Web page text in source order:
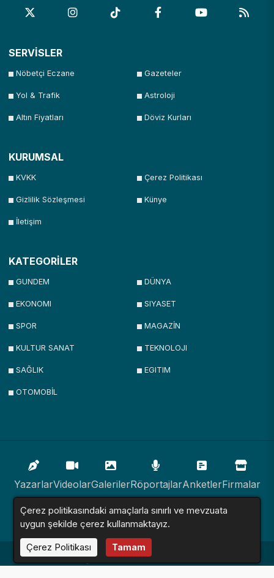
SERVİSLER
Nöbetçi Eczane Gazeteler
Yol & Trafik Astroloji
Altın Fiyatları Döviz Kurları
KURUMSAL
KVKK Çerez Politikası
Gizlilik Sözleşmesi Künye
İletişim
KATEGORİLER
GUNDEM DÜNYA
EKONOMI SIYASET
SPOR MAGAZİN
KULTUR SANAT TEKNOLOJI
SAĞLIK EGITIM
OTOMOBİL
YazarlarVideolarGalerilerRöportajlarAnketlerFirmalar
İlanlarResmi İlanlarSitemap
Haber Sitesi © 2016 - 2024. Tüm Hakları Saklıdır.
Çerez politikasındaki amaçlarla sınırlı ve mevzuata
uygun şekilde çerez kullanmaktayız.
Çerez Politikası
Tamam